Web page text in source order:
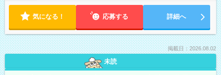
気になる！ 応募する 詳細へ
掲載日：2026.08.02
未読